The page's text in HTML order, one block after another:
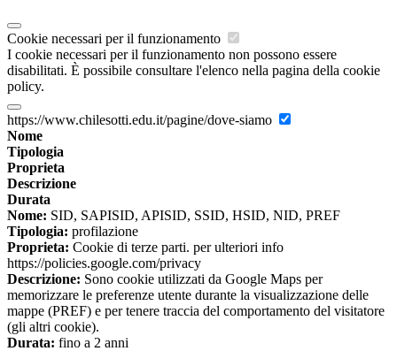
Cookie necessari per il funzionamento
I cookie necessari per il funzionamento non possono essere
disabilitati. È possibile consultare l'elenco nella pagina della cookie
policy.
https://www.chilesotti.edu.it/pagine/dove-siamo
Nome
Tipologia
Proprieta
Descrizione
Durata
Nome: SID, SAPISID, APISID, SSID, HSID, NID, PREF
Tipologia: profilazione
Proprieta: Cookie di terze parti. per ulteriori info
https://policies.google.com/privacy
Descrizione: Sono cookie utilizzati da Google Maps per
memorizzare le preferenze utente durante la visualizzazione delle
mappe (PREF) e per tenere traccia del comportamento del visitatore
(gli altri cookie).
Durata: fino a 2 anni